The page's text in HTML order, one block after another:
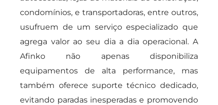
condomínios, e transportadoras, entre outros,
usufruem de um serviço especializado que
agrega valor ao seu dia a dia operacional. A
Afinko não apenas disponibiliza
equipamentos de alta performance, mas
também oferece suporte técnico dedicado,
evitando paradas inesperadas e promovendo